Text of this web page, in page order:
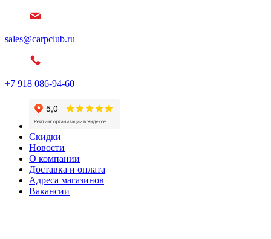
sales@carpclub.ru
+7 918 086-94-60
Скидки
Новости
О компании
Доставка и оплата
Адреса магазинов
Вакансии